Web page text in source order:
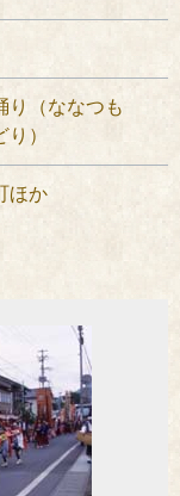
り（ななつも
）
ほか